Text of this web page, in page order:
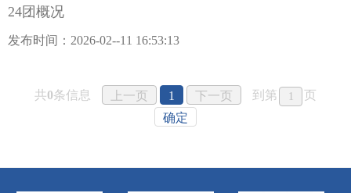
24团概况
发布时间：2026-02--11 16:53:13
共0条信息 上一页 1 下一页 到第
页
确定